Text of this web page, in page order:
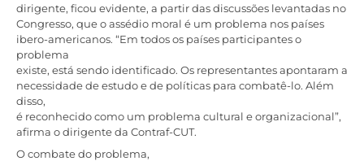
dirigente, ficou evidente, a partir das discussões levantadas no
Congresso, que o assédio moral é um problema nos países
ibero-americanos. “Em todos os países participantes o
problema
existe, está sendo identificado. Os representantes apontaram a
necessidade de estudo e de políticas para combatê-lo. Além
disso,
é reconhecido como um problema cultural e organizacional”,
afirma o dirigente da Contraf-CUT.
O combate do problema,